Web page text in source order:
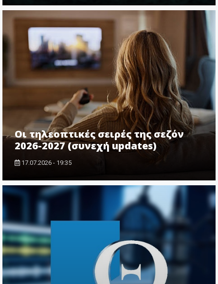
Οι τηλεοπτικές σειρές της σεζόν
2026-2027 (συνεχή updates)
17.07.2026 - 19:35